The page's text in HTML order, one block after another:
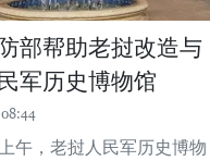
部帮助老挝改造与
军历史博物馆
午，老挝人民军历史博物